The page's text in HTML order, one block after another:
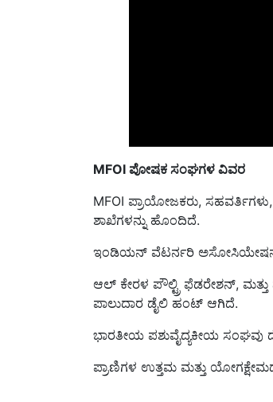
MFOI ಪೋಷಕ ಸಂಘಗಳ ವಿವರ
MFOI ಪ್ರಾಯೋಜಕರು,
ಶಾಖೆಗಳನ್ನು ಹೊಂದಿದೆ.
ಇಂಡಿಯನ್ ವೆಟರ್ನರಿ
ಆಲ್ ಕೇರಳ ಪೌಲ್ಟ್ರಿ ಫೆಡರೇಶನ್,
ಪಾಲುದಾರ ಡೈಲಿ ಹಂಟ್ ಆಗಿದೆ.
ಭಾರತೀಯ ಪಶುವೈದ್ಯಕೀಯ ಸಂಘವು
ಪ್ರಾಣಿಗಳ ಉತ್ತಮ ಮತ್ತು